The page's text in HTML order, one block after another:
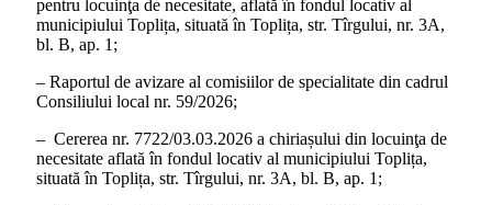
pentru locuinţa de necesitate, aflată în fondul locativ al
municipiului Toplița, situată în Toplița, str. Tîrgului, nr. 3A,
bl. B, ap. 1;
– Raportul de avizare al comisiilor de specialitate din cadrul
Consiliului local nr. 59/2026;
– Cererea nr. 7722/03.03.2026 a chiriașului din locuinţa de
necesitate aflată în fondul locativ al municipiului Toplița,
situată în Toplița, str. Tîrgului, nr. 3A, bl. B, ap. 1;